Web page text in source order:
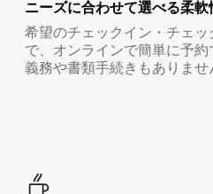
ニーズに合わせて選べる柔軟
希望のチェックイン・チェ
で、オンラインで簡単に予
義務や書類手続きもありませ